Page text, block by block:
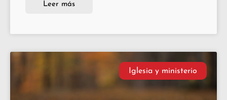
Leer más
Iglesia y ministerio